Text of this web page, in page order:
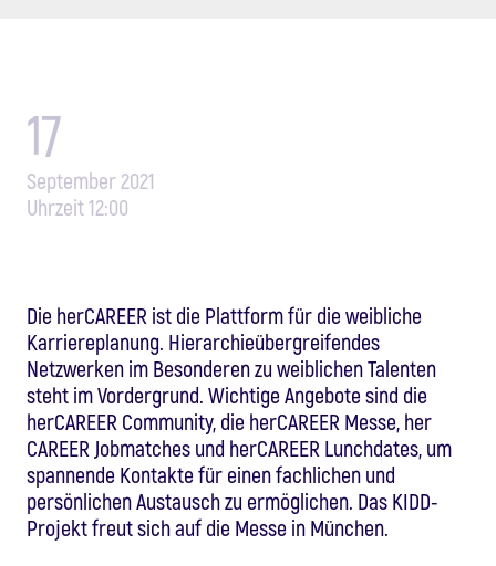
17
September 2021
Uhrzeit 12:00
Die herCAREER ist die Plattform für die weibliche
Karriereplanung. Hierarchieübergreifendes
Netzwerken im Besonderen zu weiblichen Talenten
steht im Vordergrund. Wichtige Angebote sind die
herCAREER Community, die herCAREER Messe, her
CAREER Jobmatches und herCAREER Lunchdates, um
spannende Kontakte für einen fachlichen und
persönlichen Austausch zu ermöglichen. Das KIDD-
Projekt freut sich auf die Messe in München.